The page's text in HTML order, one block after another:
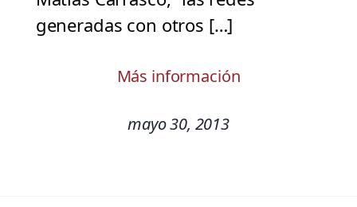
generadas con otros […]
Más información
mayo 30, 2013